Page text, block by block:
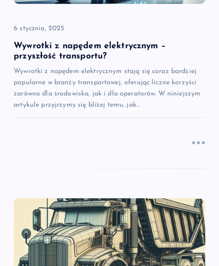
s
u
6 stycznia, 2025
Wywrotki z napędem elektrycznym –
przyszłość transportu?
Wywrotki z napędem elektrycznym stają się coraz bardziej
popularne w branży transportowej, oferując liczne korzyści
zarówno dla środowiska, jak i dla operatorów. W niniejszym
artykule przyjrzymy się bliżej temu, jak…